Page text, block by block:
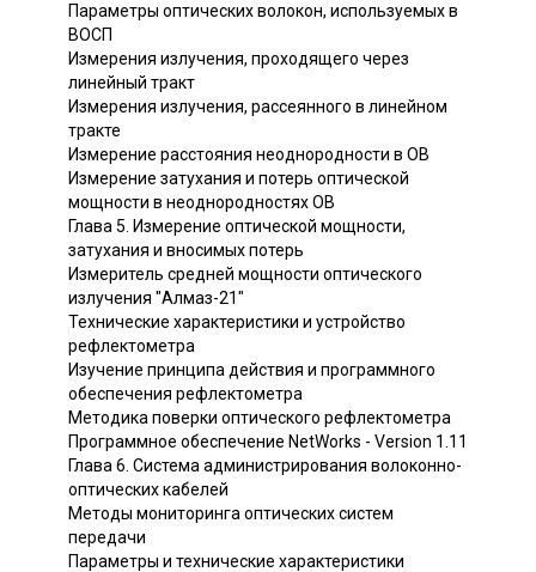
Параметры оптических волокон, используемых в
ВОСП
Измерения излучения, проходящего через
линейный тракт
Измерения излучения, рассеянного в линейном
тракте
Измерение расстояния неоднородности в ОВ
Измерение затухания и потерь оптической
мощности в неоднородностях ОВ
Глава 5. Измерение оптической мощности,
затухания и вносимых потерь
Измеритель средней мощности оптического
излучения "Алмаз-21"
Технические характеристики и устройство
рефлектометра
Изучение принципа действия и программного
обеспечения рефлектометра
Методика поверки оптического рефлектометра
Программное обеспечение NetWorks - Version 1.11
Глава 6. Система администрирования волоконно-
оптических кабелей
Методы мониторинга оптических систем
передачи
Параметры и технические характеристики